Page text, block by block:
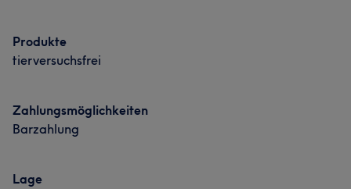
Produkte
tierversuchsfrei
Zahlungsmöglichkeiten
Barzahlung
Lage